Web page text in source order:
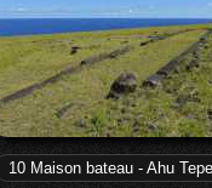
10 Maison bateau - Ahu